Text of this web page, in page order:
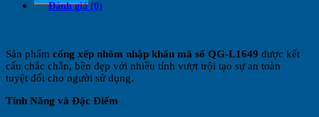
Đánh giá (0)
Sản phẩm cổng xếp nhôm nhập khẩu mã số QG-L1649 được kết
cấu chắc chắn, bền đẹp với nhiều tính vượt trội tạo sự an toàn
tuyệt đối cho người sử dụng.
Tính Năng và Đặc Điểm